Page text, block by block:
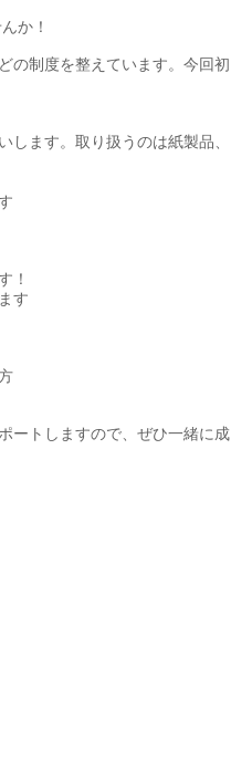
か！
の制度を整えています。今回初
します。取り扱うのは紙製品、
！
す
ートしますので、ぜひ一緒に成